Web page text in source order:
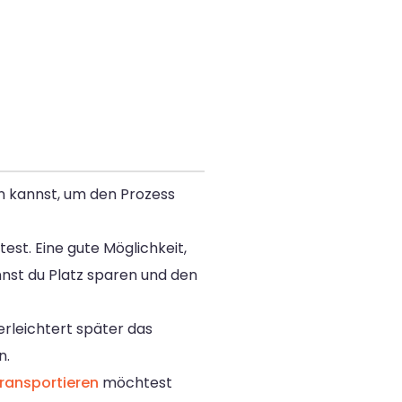
um den Prozess
Eine gute Möglichkeit,
du Platz sparen und den
später das
möchtest